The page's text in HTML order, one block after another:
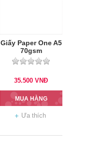
Giấy Paper One A5
70gsm
35.500 VNĐ
MUA HÀNG
Ưa thích